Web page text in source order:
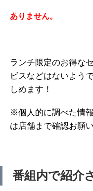
ありません。
ランチ限定のお得な
ビスなどはないよう
しめます！
※個人的に調べた情
は店舗まで確認お願い
番組内で紹介